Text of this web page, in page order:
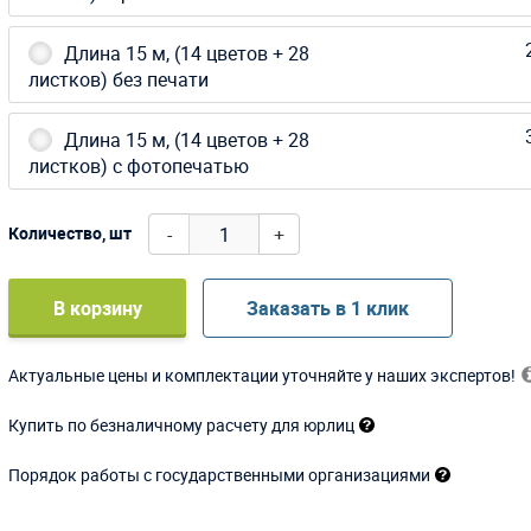
Длина 15 м, (14 цветов + 28
листков) без печати
Длина 15 м, (14 цветов + 28
листков) с фотопечатью
Количество, шт - +
В корзину Заказать в 1 клик
Актуальные цены и комплектации уточняйте у наших экспертов!
Купить по безналичному расчету для юрлиц
Порядок работы с государственными организациями